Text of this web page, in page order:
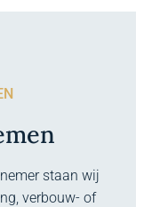
staan wij
verbouw- of